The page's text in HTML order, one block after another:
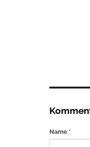
Name *